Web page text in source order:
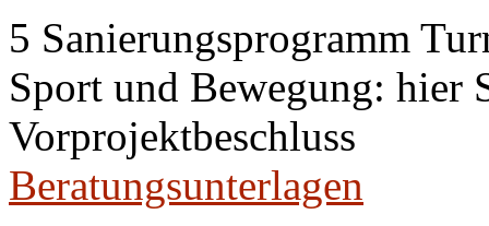
5 Sanierungsprogramm
Sport und Bewegung: hier
Vorprojektbeschluss
Beratungsunterlagen